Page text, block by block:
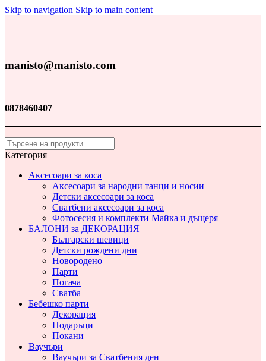
Skip to navigation Skip to main content
manisto@manisto.com
0878460407
Категория
Аксесоари за коса
Аксесоари за народни танци и носии
Детски аксесоари за коса
Сватбени аксесоари за коса
Фотосесия и комплекти Майка и дъщеря
БАЛОНИ за ДЕКОРАЦИЯ
Български шевици
Детски рождени дни
Новородено
Парти
Погача
Сватба
Бебешко парти
Декорация
Подаръци
Покани
Ваучъри
Ваучъри за Сватбения ден